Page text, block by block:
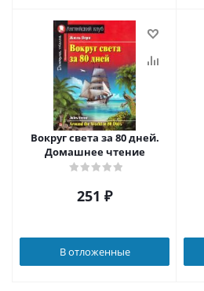
Вокруг света за 80 дней.
Домашнее чтение
251 ₽
В отложенные